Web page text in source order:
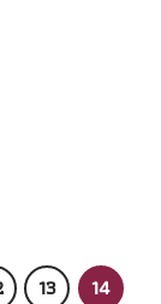
13
14